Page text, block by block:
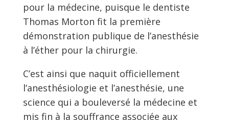
pour la médecine, puisque le dentiste
Thomas Morton fit la première
démonstration publique de l’anesthésie
à l’éther pour la chirurgie.
C’est ainsi que naquit officiellement
l’anesthésiologie et l’anesthésie, une
science qui a bouleversé la médecine et
mis fin à la souffrance associée aux